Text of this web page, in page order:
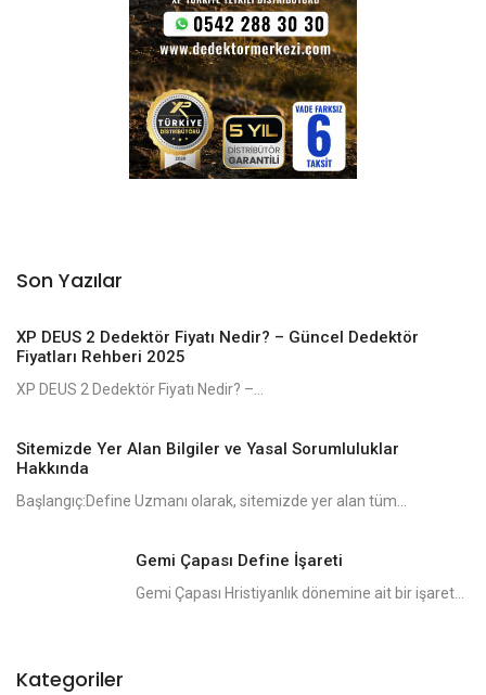
Son Yazılar
XP DEUS 2 Dedektör Fiyatı Nedir? – Güncel Dedektör
Fiyatları Rehberi 2025
XP DEUS 2 Dedektör Fiyatı Nedir? –...
Sitemizde Yer Alan Bilgiler ve Yasal Sorumluluklar
Hakkında
Başlangıç:Define Uzmanı olarak, sitemizde yer alan tüm...
Gemi Çapası Define İşareti
Gemi Çapası Hristiyanlık dönemine ait bir işaret...
Kategoriler